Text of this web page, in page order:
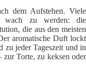
dem Aufstehen. Viele
wach zu werden: die
die aus den meisten
aromatische Duft lockt
zu jeder Tageszeit und in
Torte, zu keksen oder